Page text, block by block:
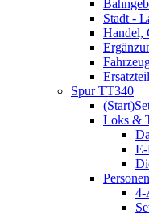
Stadt -
Handel,
Spur TT340
Loks &
4-